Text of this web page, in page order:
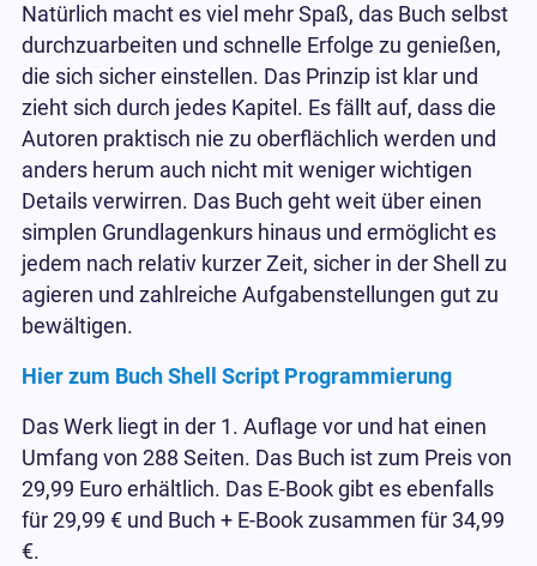
Natürlich macht es viel mehr Spaß, das Buch selbst
durchzuarbeiten und schnelle Erfolge zu genießen,
die sich sicher einstellen. Das Prinzip ist klar und
zieht sich durch jedes Kapitel. Es fällt auf, dass die
Autoren praktisch nie zu oberflächlich werden und
anders herum auch nicht mit weniger wichtigen
Details verwirren. Das Buch geht weit über einen
simplen Grundlagenkurs hinaus und ermöglicht es
jedem nach relativ kurzer Zeit, sicher in der Shell zu
agieren und zahlreiche Aufgabenstellungen gut zu
bewältigen.
Hier zum Buch Shell Script Programmierung
Das Werk liegt in der 1. Auflage vor und hat einen
Umfang von 288 Seiten. Das Buch ist zum Preis von
29,99 Euro erhältlich. Das E-Book gibt es ebenfalls
für 29,99 € und Buch + E-Book zusammen für 34,99
€.